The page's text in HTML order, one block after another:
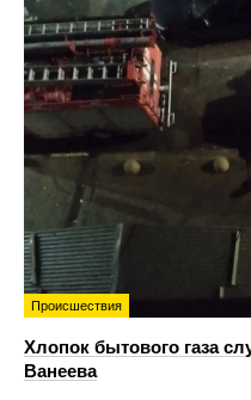
Происшествия
Хлопок бытового газа
Ванеева